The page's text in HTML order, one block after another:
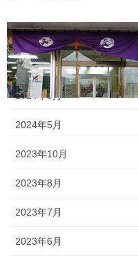
2024年11月
2024年9月
2024年6月
2024年5月
2023年10月
2023年8月
2023年7月
2023年6月